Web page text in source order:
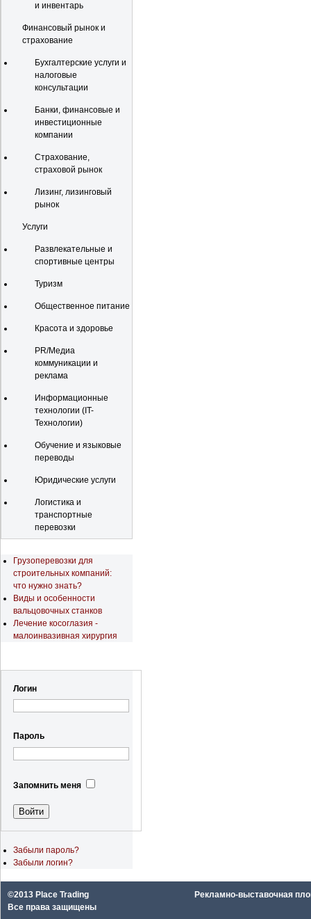
и инвентарь
Финансовый рынок и
страхование
Бухгалтерские услуги и
налоговые
консультации
Банки, финансовые и
инвестиционные
компании
Страхование,
страховой рынок
Лизинг, лизинговый
рынок
Услуги
Развлекательные и
спортивные центры
Туризм
Общественное питание
Красота и здоровье
PR/Медиа
коммуникации и
реклама
Информационные
технологии (IT-
Технологии)
Обучение и языковые
переводы
Юридические услуги
Логистика и
транспортные
перевозки
Грузоперевозки для
строительных компаний:
что нужно знать?
Виды и особенности
вальцовочных станков
Лечение косоглазия -
малоинвазивная хирургия
Логин
Пароль
Запомнить меня
Забыли пароль?
Забыли логин?
©2013 Place Trading
Все права защищены
Рекламно-выставочная